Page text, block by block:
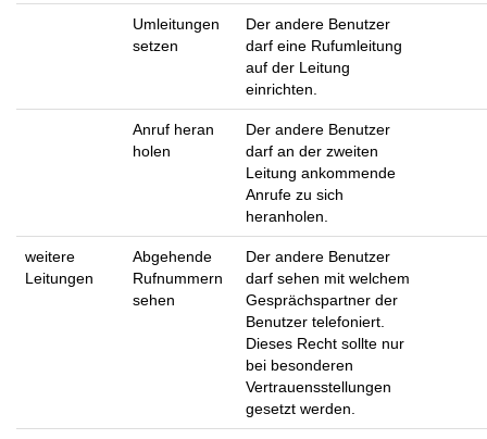
Umleitungen
setzen
Der andere Benutzer
darf eine Rufumleitung
auf der Leitung
einrichten.
Anruf heran
holen
Der andere Benutzer
darf an der zweiten
Leitung ankommende
Anrufe zu sich
heranholen.
weitere
Leitungen
Abgehende
Rufnummern
sehen
Der andere Benutzer
darf sehen mit welchem
Gesprächspartner der
Benutzer telefoniert.
Dieses Recht sollte nur
bei besonderen
Vertrauensstellungen
gesetzt werden.